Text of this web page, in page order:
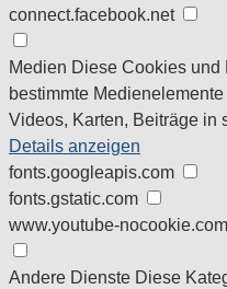
connect.facebook.net
Medien Diese Cookies und
bestimmte
Videos, Karten, Beiträge in
Details anzeigen
fonts.googleapis.com
fonts.gstatic.com
www.youtube-nocookie.com
Andere Dienste Diese